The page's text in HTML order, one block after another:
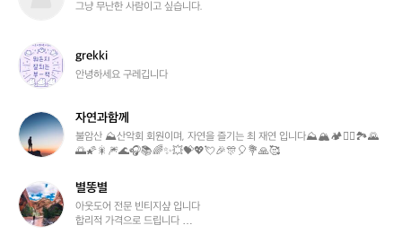
3
그냥 무난한 사람이고 싶습니다.
g
r
k
i
grekki
안녕하세요 구레깁니다
자
연
과
께
자연과함께
불암산 ⛰️산악회 회원이며, 자연을 즐기는 최 재연 입니다⛰️🏔️🏕️🧗‍♂️🏞️🌄
🌅🌠🎇🎆🌊🎧📚🌈✨💥💝💖💘🎉🎊🎈💐🙏🥰
별
똥
별
별똥별
아웃도어 전문 빈티지샾 입니다
합리적 가격으로 드립니다